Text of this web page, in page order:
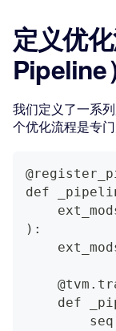
定义优
Pipeline
我们定义了一系
个优化流程是专
def
):
def